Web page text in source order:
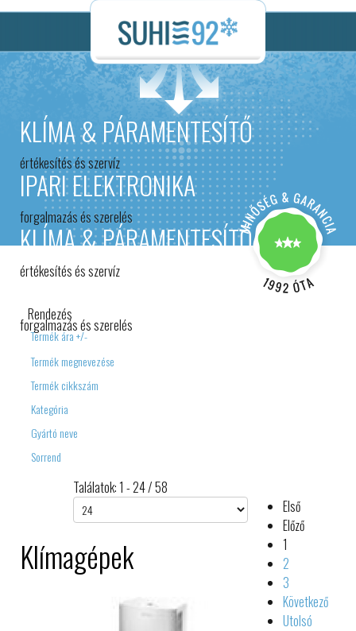
KLÍMA & PÁRAMENTESÍTŐ
értékesítés és szervíz
IPARI ELEKTRONIKA
forgalmazás és szerelés
KLÍMA & PÁRAMENTESÍTŐ
értékesítés és szervíz
forgalmazás és szerelés
Rendezés
Termék ára +/-
Termék megnevezése
Termék cikkszám
Kategória
Gyártó neve
Sorrend
Első
Előző
1
2
3
Következő
Utolsó
Találatok: 1 - 24 / 58
Klímagépek